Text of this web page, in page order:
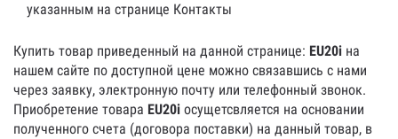
указанным на странице Контакты
Купить товар приведенный на данной странице: EU20i на
нашем сайте по доступной цене можно связавшись с нами
через заявку, электронную почту или телефонный звонок.
Приобретение товара EU20i осущетсвляется на основании
полученного счета (договора поставки) на данный товар, в